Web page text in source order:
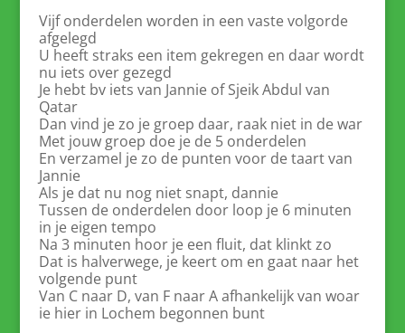
Vijf onderdelen worden in een vaste volgorde
afgelegd
U heeft straks een item gekregen en daar wordt
nu iets over gezegd
Je hebt bv iets van Jannie of Sjeik Abdul van
Qatar
Dan vind je zo je groep daar, raak niet in de war
Met jouw groep doe je de 5 onderdelen
En verzamel je zo de punten voor de taart van
Jannie
Als je dat nu nog niet snapt, dannie
Tussen de onderdelen door loop je 6 minuten
in je eigen tempo
Na 3 minuten hoor je een fluit, dat klinkt zo
Dat is halverwege, je keert om en gaat naar het
volgende punt
Van C naar D, van F naar A afhankelijk van woar
ie hier in Lochem begonnen bunt